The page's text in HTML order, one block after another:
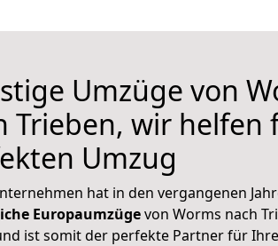
Umzüge von
Trieben, wir helfen
Umzug
hat in den vergangenen
Europaumzügevon Worms nach
ist somit der perfekte Partner für